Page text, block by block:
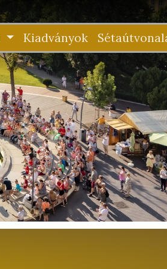
Kiadványok